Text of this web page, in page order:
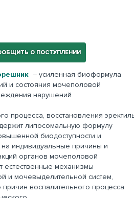
– усиленная биоформула
и состояния мочеполовой
нарушений
процесса, восстановления
липосомальную формулу
биодоступности и
индивидуальные причины и
органов мочеполовой
естественные механизмы
и мочевыделительной систем,
причин воспалительного процесса
О ПОСТУПЛЕНИИ